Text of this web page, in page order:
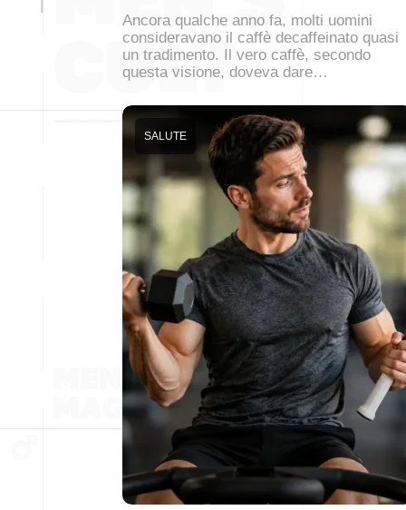
Ancora qualche anno fa, molti uomini
consideravano il caffè decaffeinato quasi
un tradimento. Il vero caffè, secondo
questa visione, doveva dare…
SALUTE